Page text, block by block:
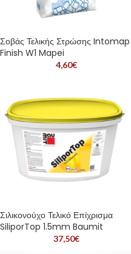
Σοβάς Τελικής Στρώσης Intomap
Finish W1 Mapei
4,60€
Σιλικονούχο Τελικό Επίχρισμα
SiliporTop 1.5mm Baumit
37,50€